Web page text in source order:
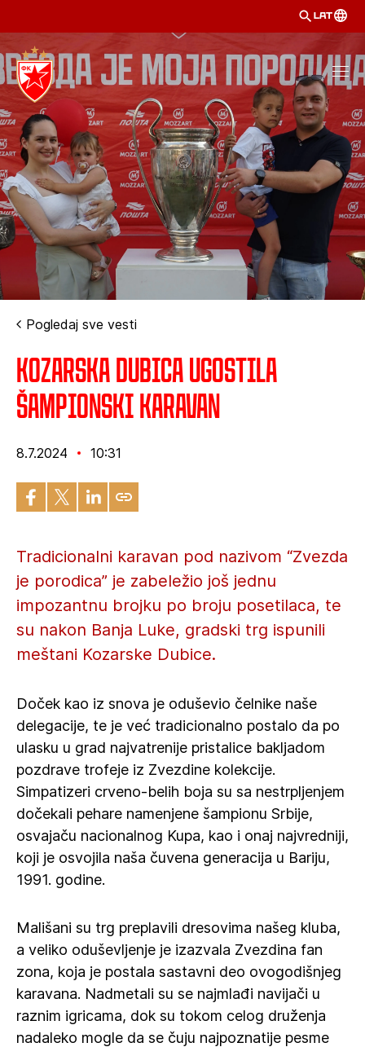
LAT
Pogledaj sve vesti
Kozarska Dubica ugostila
šampionski karavan
8.7.2024 10:31
Tradicionalni karavan pod nazivom “Zvezda
je porodica” je zabeležio još jednu
impozantnu brojku po broju posetilaca, te
su nakon Banja Luke, gradski trg ispunili
meštani Kozarske Dubice.
Doček kao iz snova je oduševio čelnike naše
delegacije, te je već tradicionalno postalo da po
ulasku u grad najvatrenije pristalice bakljadom
pozdrave trofeje iz Zvezdine kolekcije.
Simpatizeri crveno-belih boja su sa nestrpljenjem
dočekali pehare namenjene šampionu Srbije,
osvajaču nacionalnog Kupa, kao i onaj najvredniji,
koji je osvojila naša čuvena generacija u Bariju,
1991. godine.
Mališani su trg preplavili dresovima našeg kluba,
a veliko oduševljenje je izazvala Zvezdina fan
zona, koja je postala sastavni deo ovogodišnjeg
karavana. Nadmetali su se najmlađi navijači u
raznim igricama, dok su tokom celog druženja
nadaleko mogle da se čuju najpoznatije pesme